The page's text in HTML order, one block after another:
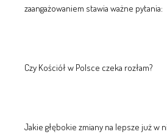
zaangażowaniem stawia ważne pytania:
Czy Kościół w Polsce czeka rozłam?
Jakie głębokie zmiany na lepsze już w